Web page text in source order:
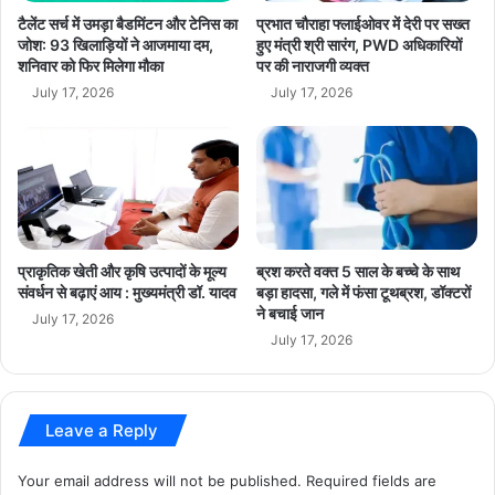
पुलिस की बेलबाग, अधारताल एवं क्राइम ब्रांच की संयुक्त टीम ने ड्रग्स
तस्करी नेटवर्क का भंडाफोड़ करते हुए 6 आरोपियों को गिरफ्तार किया।
में प्रयुक्त ई-रिक्शा जब्त किया गया। जब्त सामग्री की अनुमानित कीमत
लगभग 15 लाख रूपये है।
रतलाम
पुलिस ने मुखबिर सूचना पर कार्रवाई करते हुए बीड़ी के कार्टून में छिपाकर
ले जाए जा रहे 56.340 किलोग्राम डोडाचूरा
कीमत 2 लाख 81 हजार 700 रूपये के साथ एक तस्कर को गिरफ्तार
वहीं थाना रिंगनोद की माननखेड़ा चौकी पुलिस ने मुखबिर सूचना पर
कार्रवाई करते हुए कार सहित 100 किलोग्राम अवैध डोडाचूरा कीमत
टैलेंट सर्च में उमड़ा बैडमिंटन और टेनिस का
जोश: 93 खिलाड़ियों ने आजमाया दम,
शनिवार को फिर मिलेगा मौका
July 17, 2026
प्रभात चौराहा फ्लाईओवर में देरी पर सख्त
हुए मंत्री श्री सारंग, PWD अधिकारियों
पर की नाराजगी व्यक्त
July 17, 2026
प्राकृतिक खेती और कृषि उत्पादों के मूल्य
संवर्धन से बढ़ाएं आय : मुख्यमंत्री डॉ. यादव
July 17, 2026
ब्रश करते वक्त 5 साल के बच्चे के साथ
बड़ा हादसा, गले में फंसा टूथब्रश, डॉक्टरों
ने बचाई जान
July 17, 2026
Leave a Reply
Your email address will not be published. Required fields are